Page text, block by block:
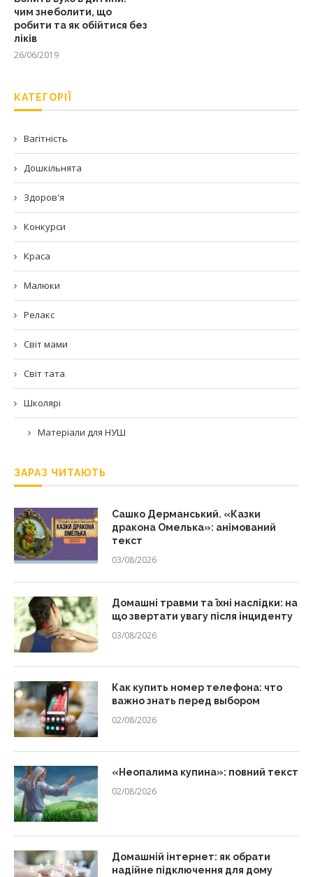
чим знеболити, що
робити та як обійтися без
ліків
26/06/2019
КАТЕГОРІЇ
Вагітність
Дошкільнята
Здоров'я
Конкурси
Краса
Малюки
Релакс
Світ мами
Світ тата
Школярі
Матеріали для НУШ
ЗАРАЗ ЧИТАЮТЬ
Сашко Дерманський. «Казки
дракона Омелька»: анімований
текст
03/08/2026
Домашні травми та їхні наслідки: на
що звертати увагу після інциденту
03/08/2026
Как купить номер телефона: что
важно знать перед выбором
02/08/2026
«Неопалима купина»: повний текст
02/08/2026
Домашній інтернет: як обрати
надійне підключення для дому